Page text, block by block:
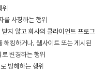
위
를 사칭하는 행위
지 않고 회사의 클라이언트 프로그
해킹하거나, 웹사이트 또는 게시된
변경하는 행위
방해하는 행위